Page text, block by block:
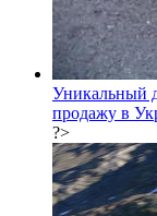
Уникальный
продажу в
?>